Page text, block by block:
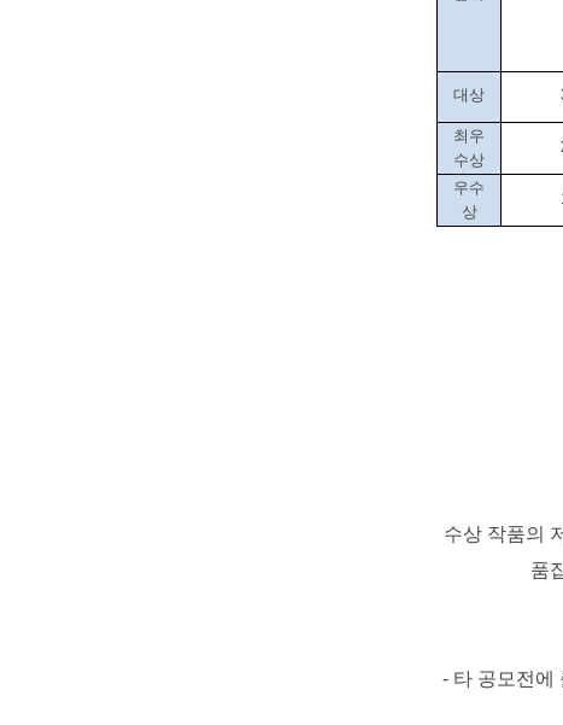
대상
최우
수상
우수
상
수상 작품의
품
- 타 공모전에